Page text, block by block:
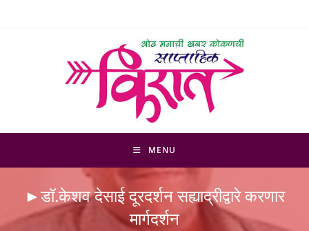
MENU
►डॉ.केशव देसाई दूरदर्शन सह्याद्रीद्वारे करणार
मार्गदर्शन